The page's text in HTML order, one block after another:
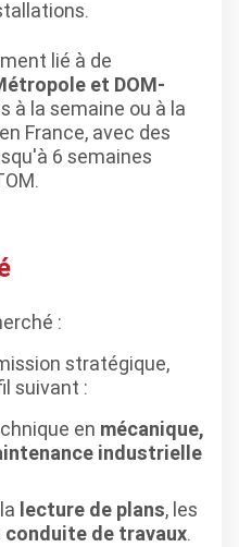
lié à de
et DOM-
à la semaine ou à la
France, avec des
6 semaines
:
stratégique,
suivant :
en mécanique,
industrielle
lecture de plans, les
conduite de travaux.